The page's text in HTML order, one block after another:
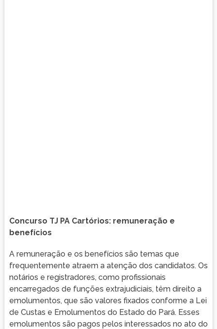
Concurso TJ PA Cartórios: remuneração e
benefícios
A remuneração e os benefícios são temas que
frequentemente atraem a atenção dos candidatos. Os
notários e registradores, como profissionais
encarregados de funções extrajudiciais, têm direito a
emolumentos, que são valores fixados conforme a Lei
de Custas e Emolumentos do Estado do Pará. Esses
emolumentos são pagos pelos interessados no ato do